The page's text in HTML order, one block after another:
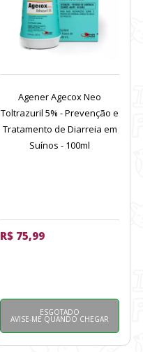
Agener Agecox Neo
Toltrazuril 5% - Prevenção e
Tratamento de Diarreia em
Suínos - 100ml
R$ 75,99
ESGOTADO
AVISE-ME QUANDO CHEGAR